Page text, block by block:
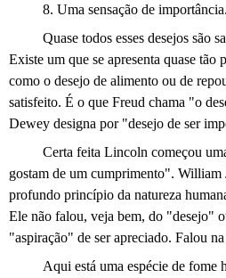
8. Uma sensação de importância.
Quase todos esses desejos são
Existe um que se apresenta quase tão
como o desejo de alimento ou de
satisfeito. É o que Freud chama "o
Dewey designa por "desejo de ser
Certa feita Lincoln começou
gostam de um cumprimento". William
profundo princípio da natureza
Ele não falou, veja bem, do "desejo"
"aspiração" de ser apreciado. Falou
Aqui está uma espécie de fome